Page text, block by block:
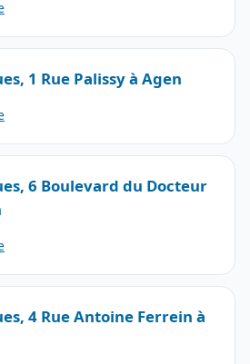
1 Rue Palissy à Agen
6 Boulevard du Docteur
4 Rue Antoine Ferrein à